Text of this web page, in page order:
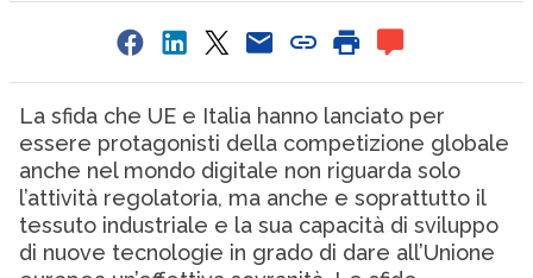
La sfida che UE e Italia hanno lanciato per
essere protagonisti della competizione globale
anche nel mondo digitale non riguarda solo
l’attività regolatoria, ma anche e soprattutto il
tessuto industriale e la sua capacità di sviluppo
di nuove tecnologie in grado di dare all’Unione